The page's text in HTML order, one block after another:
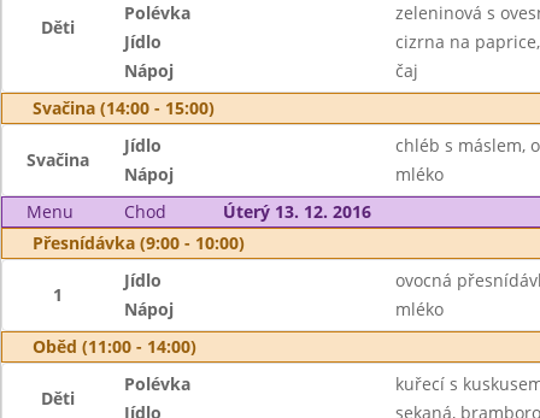
Děti
Polévka
zeleninová s
Jídlo
cizrna na
Nápoj
čaj
Svačina (14:00 - 15:00)
Svačina
Jídlo
chléb s máslem,
Nápoj
mléko
Menu
Chod
Úterý 13. 12. 2016
Přesnídávka (9:00 - 10:00)
1
Jídlo
ovocná
Nápoj
mléko
Oběd (11:00 - 14:00)
Děti
Polévka
kuřecí s
Jídlo
sekaná,